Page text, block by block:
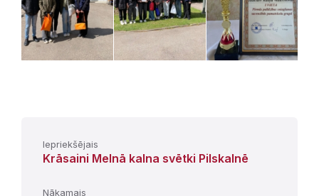
Iepriekšējais
Krāsaini Melnā kalna svētki Pilskalnē
Nākamais